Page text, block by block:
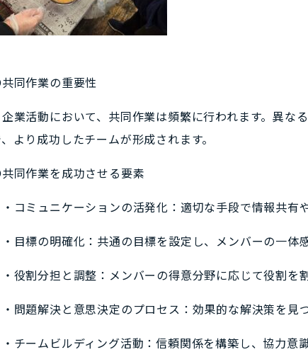
同作業の重要性
業活動において、共同作業は頻繁に行われます。異な
より成功したチームが形成されます。
同作業を成功させる要素
コミュニケーションの活発化：適切な手段で情報共有
目標の明確化：共通の目標を設定し、メンバーの一体感
役割分担と調整：メンバーの得意分野に応じて役割を
問題解決と意思決定のプロセス：効果的な解決策を見
チームビルディング活動：信頼関係を構築し、協力意識